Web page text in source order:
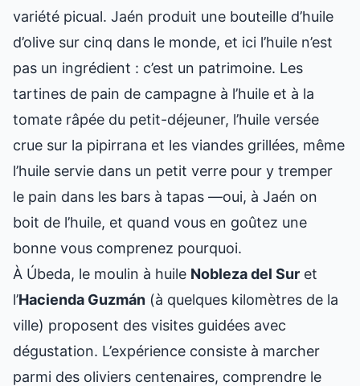
variété picual. Jaén produit une bouteille d’huile
d’olive sur cinq dans le monde, et ici l’huile n’est
pas un ingrédient : c’est un patrimoine. Les
tartines de pain de campagne à l’huile et à la
tomate râpée du petit-déjeuner, l’huile versée
crue sur la pipirrana et les viandes grillées, même
l’huile servie dans un petit verre pour y tremper
le pain dans les bars à tapas —oui, à Jaén on
boit de l’huile, et quand vous en goûtez une
bonne vous comprenez pourquoi.
À Úbeda, le moulin à huile Nobleza del Sur et
l’Hacienda Guzmán (à quelques kilomètres de la
ville) proposent des visites guidées avec
dégustation. L’expérience consiste à marcher
parmi des oliviers centenaires, comprendre le